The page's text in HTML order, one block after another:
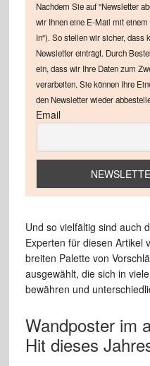
Nachdem Sie auf "Newsletter
wir Ihnen eine E-Mail mit
In"). So stellen wir sicher, dass
Newsletter einträgt. Durch
ein, dass wir Ihre Daten zum
verarbeiten. Sie können Ihre
den Newsletter wieder
Email
Und so vielfältig sind auch
Experten für diesen Artikel
breiten Palette von
ausgewählt, die sich in
bewähren und
Wandposter im
Hit dieses